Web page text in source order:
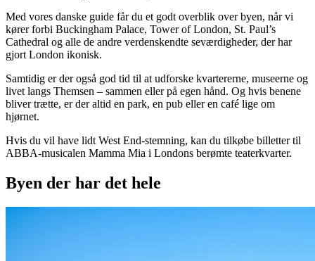
Med vores danske guide får du et godt overblik over byen, når vi
kører forbi Buckingham Palace, Tower of London, St. Paul’s
Cathedral og alle de andre verdenskendte seværdigheder, der har
gjort London ikonisk.
Samtidig er der også god tid til at udforske kvartererne, museerne og
livet langs Themsen – sammen eller på egen hånd. Og hvis benene
bliver trætte, er der altid en park, en pub eller en café lige om
hjørnet.
Hvis du vil have lidt West End-stemning, kan du tilkøbe billetter til
ABBA-musicalen Mamma Mia i Londons berømte teaterkvarter.
Byen der har det hele